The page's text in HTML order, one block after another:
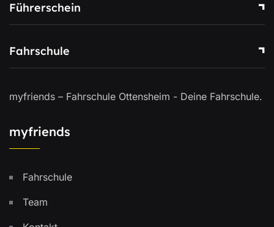
Führerschein
Fahrschule
myfriends – Fahrschule Ottensheim - Deine Fahrschule.
myfriends
Fahrschule
Team